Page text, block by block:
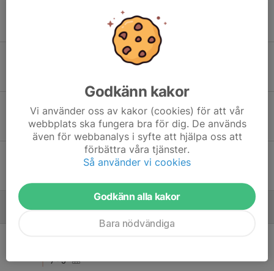
Lindö FF - Torstorps IF vit
Fastighetsteknik Arena B-plan
19:30
Fastighetsteknik Arena
1 -8
IFK Norrköping Röd - Lindö FF
Himmelstalund Norra
Augusti
7-5
Godkänn kakor
Vi använder oss av kakor (cookies) för att vår
webbplats ska fungera bra för dig. De används
även för webbanalys i syfte att hjälpa oss att
förbättra våra tjänster.
Så använder vi cookies
Godkänn alla kakor
Bara nödvändiga